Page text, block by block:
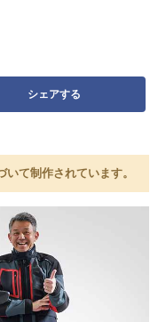
シェアする
て制作されています。